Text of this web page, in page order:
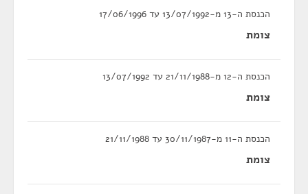
הכנסת ה-13 מ-13/07/1992 עד 17/06/1996
צומת
הכנסת ה-12 מ-21/11/1988 עד 13/07/1992
צומת
הכנסת ה-11 מ-30/11/1987 עד 21/11/1988
צומת